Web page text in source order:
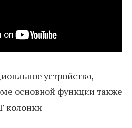
устройство,
основной функции также
колонки